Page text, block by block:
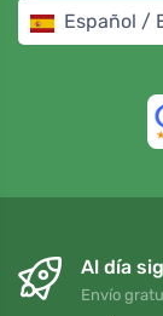
Español /
Al día
Envío